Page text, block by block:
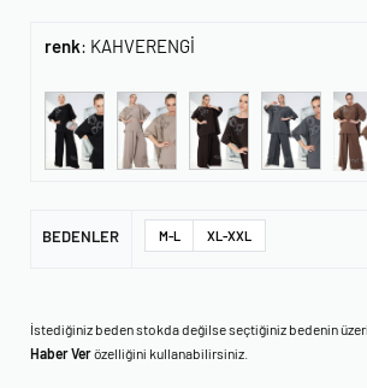
renk: KAHVERENGİ
BEDENLER M-L XL-XXL
İstediğiniz beden stokda değilse seçtiğiniz bedenin
Haber Verözelliğini kullanabilirsiniz.